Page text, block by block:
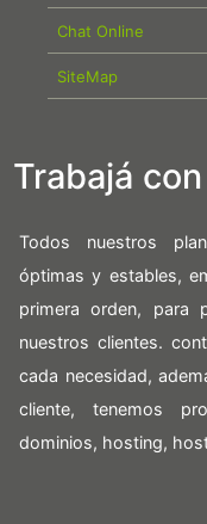
Chat Online
SiteMap
Trabajá
Todos nuestros
óptimas y estables,
primera orden, para
nuestros clientes.
cada necesidad,
cliente, tenemos
dominios, hosting,